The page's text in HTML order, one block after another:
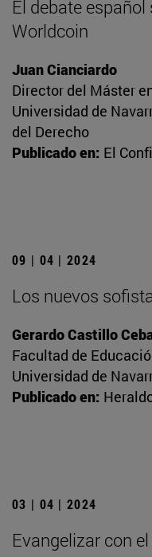
El debate
Worldcoin
Juan Cianciardo
Director del Máster
Universidad de
del Derecho
Publicado en: El
09 | 04 | 2024
Los nuevos
Gerardo Castillo
Facultad de
Universidad de
Publicado en:
03 | 04 | 2024
Evangelizar con